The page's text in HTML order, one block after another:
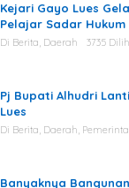
Kejari Gayo Lues
Pelajar Sadar Hukum
Di Berita, Daerah 3735
Pj Bupati Alhudri
Lues
Di Berita, Daerah,
Banyaknya